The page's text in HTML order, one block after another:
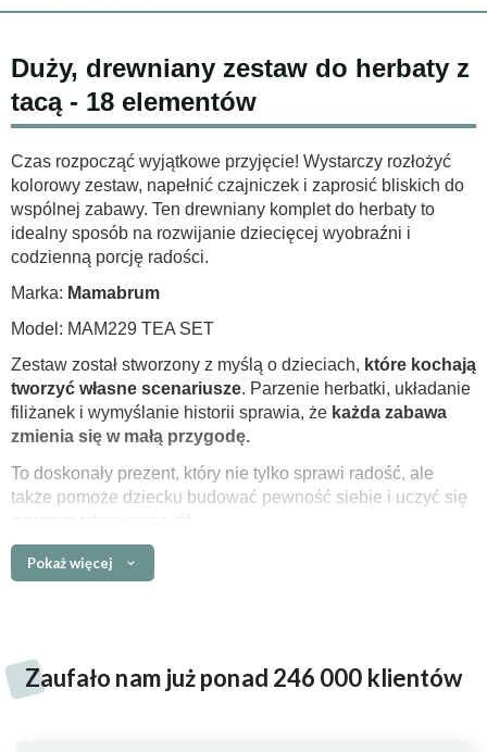
Duży, drewniany zestaw do herbaty z
tacą - 18 elementów
Czas rozpocząć wyjątkowe przyjęcie! Wystarczy rozłożyć
kolorowy zestaw, napełnić czajniczek i zaprosić bliskich do
wspólnej zabawy. Ten drewniany komplet do herbaty to
idealny sposób na rozwijanie dziecięcej wyobraźni i
codzienną porcję radości.
Marka: Mamabrum
Model: MAM229 TEA SET
Zestaw został stworzony z myślą o dzieciach, które kochają
tworzyć własne scenariusze. Parzenie herbatki, układanie
filiżanek i wymyślanie historii sprawia, że każda zabawa
zmienia się w małą przygodę.
To doskonały prezent, który nie tylko sprawi radość, ale
także pomoże dziecku budować pewność siebie i uczyć się
poprzez odgrywanie ról.
Główne cechy
aż 18 elementów- wszystko, czego potrzeba do
Pokaż więcej
Zaufało nam już ponad 246 000 klientów